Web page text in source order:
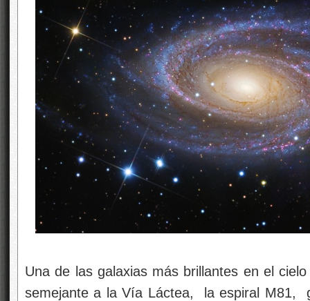
Una de las galaxias más brillantes en el
semejante a la Vía Láctea, la espiral M81,